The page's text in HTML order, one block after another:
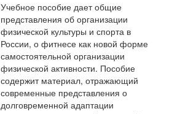
Учебное пособие дает общие
представления об организации
физической культуры и спорта в
России, о фитнесе как новой форме
самостоятельной организации
физической активности. Пособие
содержит материал, отражающий
современные представления о
долговременной адаптации